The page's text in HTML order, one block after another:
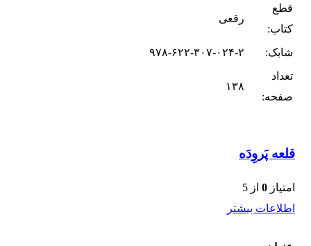
قطع
کتاب:
رقعی
شابک:
۹۷۸-۶۲۲-۳۰۷-۰۲۴-۲
تعداد
صفحه:
۱۳۸
قلعه پَروِدَه
امتیاز 0 از 5
اطلاعات بیشتر